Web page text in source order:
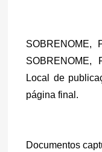
SOBRENOME,
SOBRENOME,
Local de
página final.
Documentos